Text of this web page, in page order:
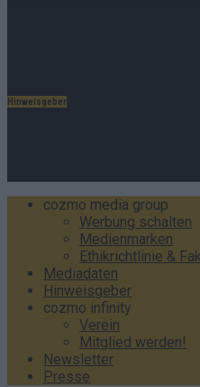
Hinweisgeber
cozmo media group
Werbung schalten
Medienmarken
Ethikrichtlinie &
Mediadaten
Hinweisgeber
cozmo infinity
Verein
Mitglied werden!
Newsletter
Presse